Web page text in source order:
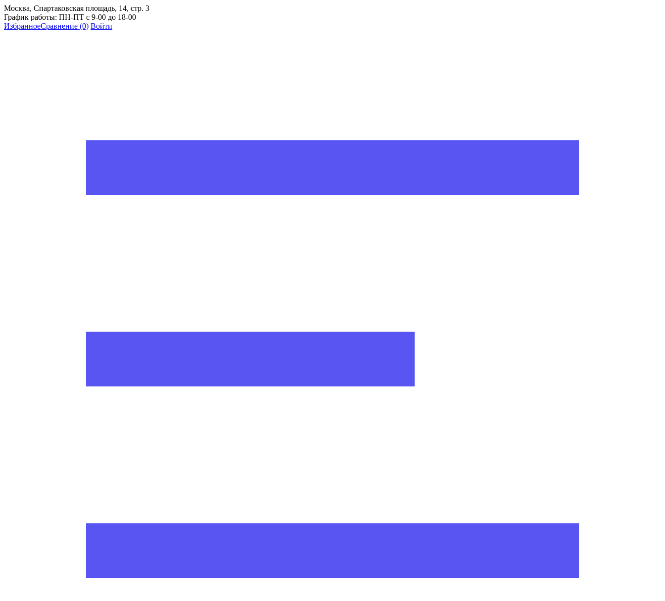
Москва, Спартаковская площадь, 14, стр. 3
График работы: ПН-ПТ с 9-00 до 18-00
ИзбранноеСравнение (0) Войти